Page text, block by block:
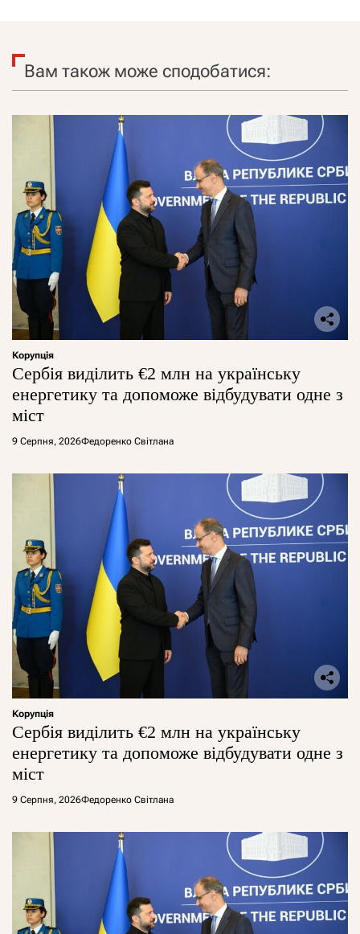
Вам також може сподобатися:
Корупція
Сербія виділить €2 млн на українську
енергетику та допоможе відбудувати одне з
міст
9 Серпня, 2026Федоренко Світлана
Корупція
Сербія виділить €2 млн на українську
енергетику та допоможе відбудувати одне з
міст
9 Серпня, 2026Федоренко Світлана